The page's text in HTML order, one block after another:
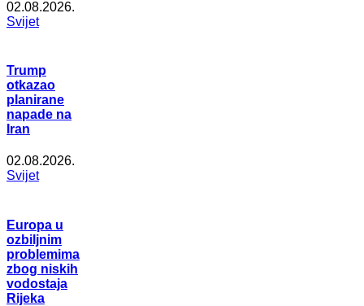
02.08.2026.
Svijet
Trump
otkazao
planirane
napade na
Iran
02.08.2026.
Svijet
Europa u
ozbiljnim
problemima
zbog niskih
vodostaja
Rijeka